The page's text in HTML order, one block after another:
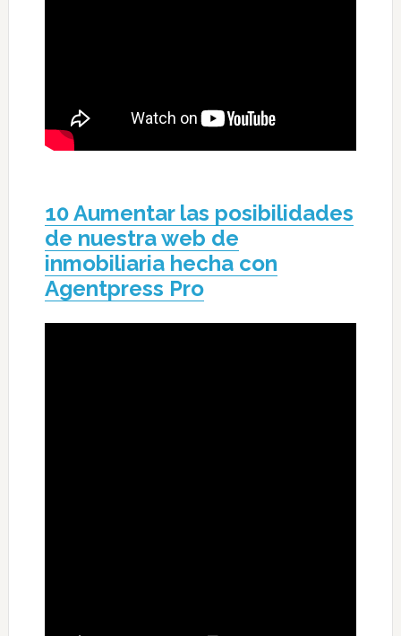
10 Aumentar las posibilidades
de nuestra web de
inmobiliaria hecha con
Agentpress Pro